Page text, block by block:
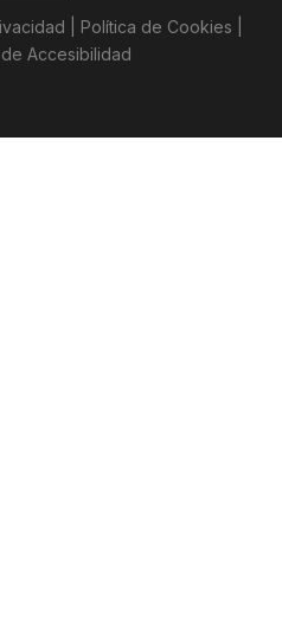
Política de Cookies
Accesibilidad